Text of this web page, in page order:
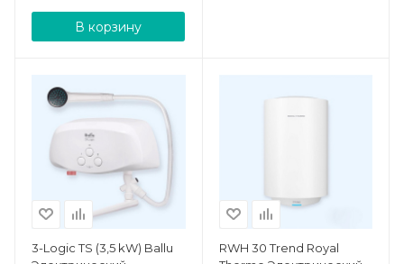
В корзину
3-Logic TS (3,5 kW) Ballu
RWH 30 Trend Royal